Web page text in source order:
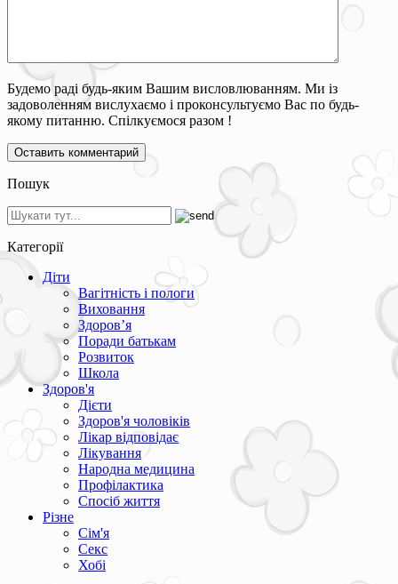
Будемо раді будь-яким Вашим висловлюванням. Ми із
задоволенням вислухаємо і проконсультуємо Вас по будь-
якому питанню. Спілкуємося разом !
Пошук
Категорії
Діти
Вагітність і пологи
Виховання
Здоров’я
Поради батькам
Розвиток
Школа
Здоров'я
Дієти
Здоров'я чоловіків
Лікар відповідає
Лікування
Народна медицина
Профілактика
Спосіб життя
Різне
Сім'я
Секс
Хобі